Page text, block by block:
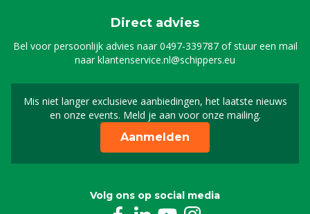
Direct advies
Bel voor persoonlijk advies naar0497-339787of stuur een mail
naarklantenservice.nl@schippers.eu
Mis niet langer exclusieve aanbiedingen, het laatste nieuws
en onze events. Meld je aan voor onze mailing.
Schrijf je in voor onze
Aanmelden
Volg ons op social media